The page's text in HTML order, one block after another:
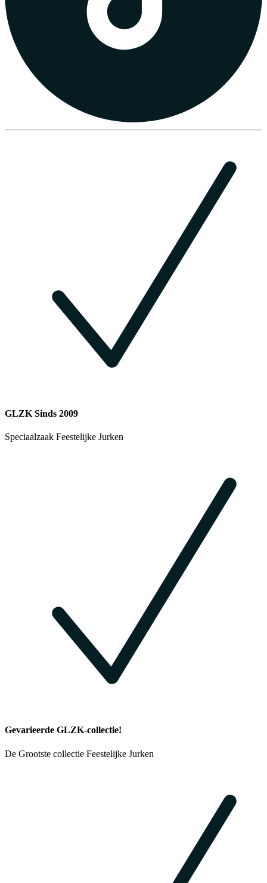
GLZK Sinds 2009
Speciaalzaak Feestelijke Jurken
Gevarieerde GLZK-collectie!
De Grootste collectie Feestelijke Jurken